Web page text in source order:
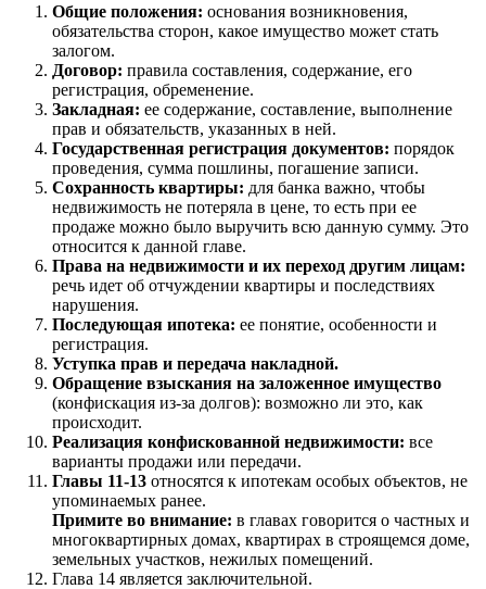
Общие положения: основания возникновения,
обязательства сторон, какое имущество может стать
залогом.
Договор: правила составления, содержание, его
регистрация, обременение.
Закладная: ее содержание, составление, выполнение
прав и обязательств, указанных в ней.
Государственная регистрация документов: порядок
проведения, сумма пошлины, погашение записи.
Сохранность квартиры: для банка важно, чтобы
недвижимость не потеряла в цене, то есть при ее
продаже можно было выручить всю данную сумму. Это
относится к данной главе.
Права на недвижимости и их переход другим лицам:
речь идет об отчуждении квартиры и последствиях
нарушения.
Последующая ипотека: ее понятие, особенности и
регистрация.
Уступка прав и передача накладной.
Обращение взыскания на заложенное имущество
(конфискация из-за долгов): возможно ли это, как
происходит.
Реализация конфискованной недвижимости: все
варианты продажи или передачи.
Главы 11-13 относятся к ипотекам особых объектов, не
упоминаемых ранее.
Примите во внимание: в главах говорится о частных и
многоквартирных домах, квартирах в строящемся доме,
земельных участков, нежилых помещений.
Глава 14 является заключительной.